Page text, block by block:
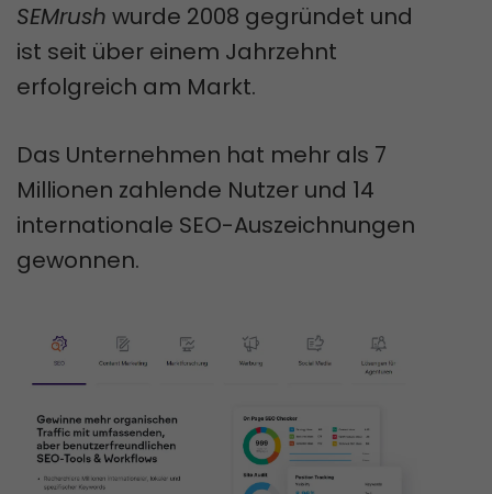
SEMrush wurde 2008 gegründet und
ist seit über einem Jahrzehnt
erfolgreich am Markt.
Das Unternehmen hat mehr als 7
Millionen zahlende Nutzer und 14
internationale SEO-Auszeichnungen
gewonnen.